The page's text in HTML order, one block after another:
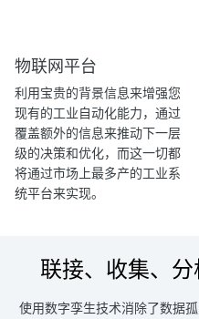
物联网平台
利用宝贵的背景信息来增强您
现有的工业自动化能力，通过
覆盖额外的信息来推动下一层
级的决策和优化，而这一切都
将通过市场上最多产的工业系
统平台来实现。
联接、收集、
使用数字孪生技术消除了数据